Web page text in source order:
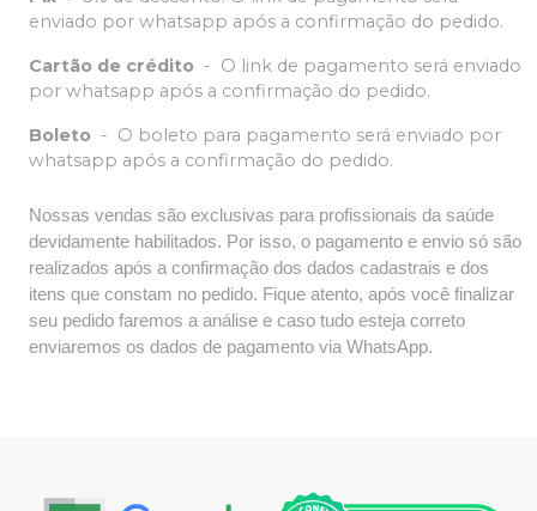
enviado por whatsapp após a confirmação do pedido.
Cartão de crédito - O link de pagamento será enviado
por whatsapp após a confirmação do pedido.
Boleto - O boleto para pagamento será enviado por
whatsapp após a confirmação do pedido.
Nossas vendas são exclusivas para profissionais da saúde
devidamente habilitados. Por isso, o pagamento e envio só são
realizados após a confirmação dos dados cadastrais e dos
itens que constam no pedido. Fique atento, após você finalizar
seu pedido faremos a análise e caso tudo esteja correto
enviaremos os dados de pagamento via WhatsApp.